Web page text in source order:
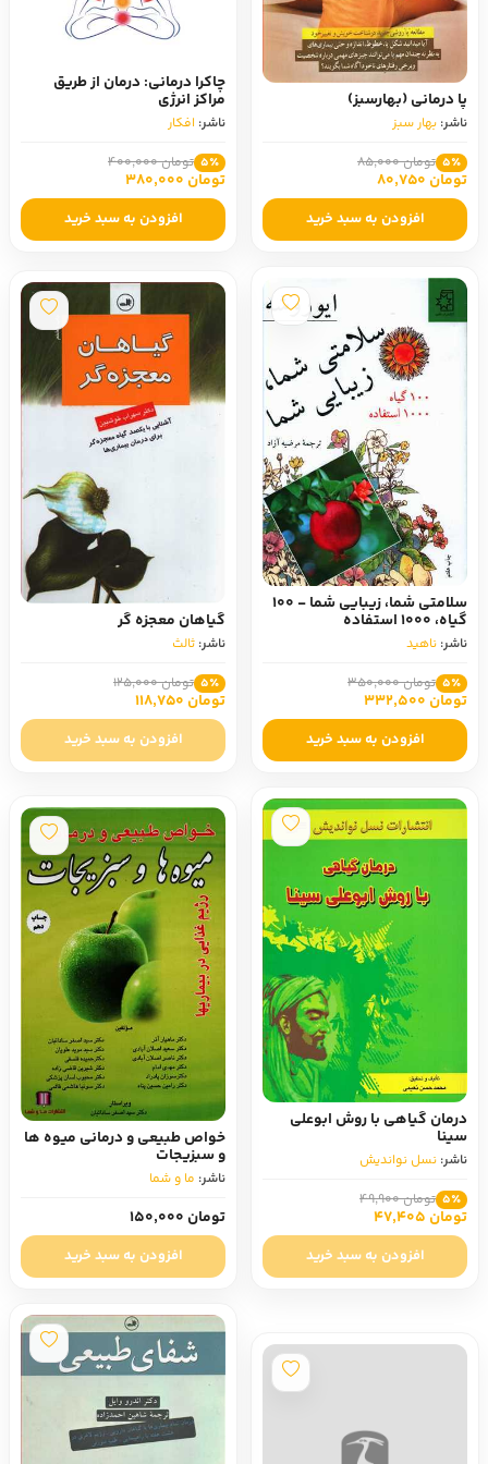
پا درمانی (بهارسبز)
ناشر: بهار سبز
5٪ تومان 85,000
تومان 80,750
افزودن به سبد خرید
چاکرا درمانی: درمان از طریق
مراکز انرژی
ناشر: افکار
5٪ تومان 400,000
تومان 380,000
افزودن به سبد خرید
سلامتی شما، زیبایی شما - 100
گیاه، 1000 استفاده
ناشر: ناهید
5٪ تومان 350,000
تومان 332,500
افزودن به سبد خرید
گیاهان معجزه گر
ناشر: ثالث
5٪ تومان 125,000
تومان 118,750
افزودن به سبد خرید
درمان گیاهی با روش ابوعلی
سینا
ناشر: نسل‏ نواندیش
5٪ تومان 49,900
تومان 47,405
افزودن به سبد خرید
خواص طبیعی و درمانی میوه ها
و سبزیجات
ناشر: ما و شما
تومان 150,000
افزودن به سبد خرید